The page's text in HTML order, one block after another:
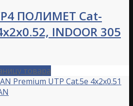
ПОЛИМЕТ Cat-
INDOOR 305
товара